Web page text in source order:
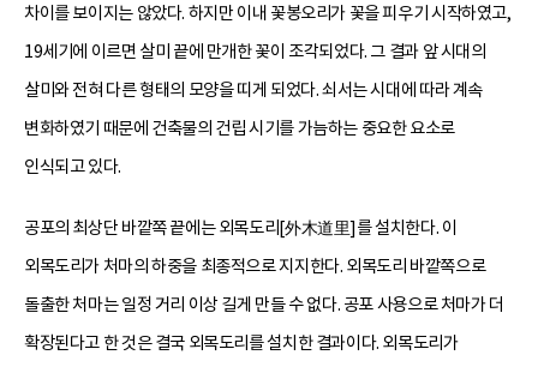
차이를 보이지는 않았다. 하지만 이내 꽃봉오리가 꽃을 피우기 시작하였고,
19세기에 이르면 살미 끝에 만개한 꽃이 조각되었다. 그 결과 앞 시대의
살미와 전혀 다른 형태의 모양을 띠게 되었다. 쇠서는 시대에 따라 계속
변화하였기 때문에 건축물의 건립 시기를 가늠하는 중요한 요소로
인식되고 있다.
공포의 최상단 바깥쪽 끝에는 외목도리[外木道里]를 설치한다. 이
외목도리가 처마의 하중을 최종적으로 지지한다. 외목도리 바깥쪽으로
돌출한 처마는 일정 거리 이상 길게 만들 수 없다. 공포 사용으로 처마가 더
확장된다고 한 것은 결국 외목도리를 설치한 결과이다. 외목도리가